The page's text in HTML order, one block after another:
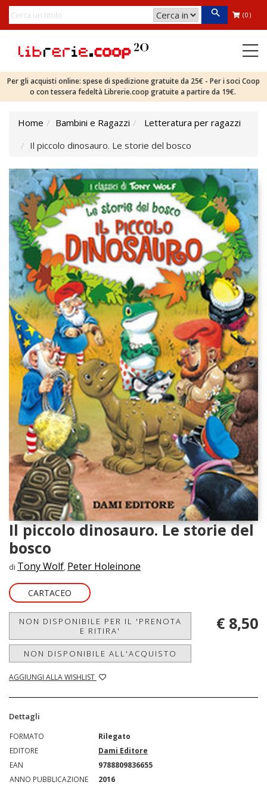
(0)
Per gli acquisti online: spese di spedizione gratuite da 25€ - Per i soci Coop
o con tessera fedeltà Librerie.coop gratuite a partire da 19€.
Home Bambini e Ragazzi
Letteratura per ragazzi
Il piccolo dinosauro. Le storie del bosco
Il piccolo dinosauro. Le storie del
bosco
di Tony Wolf, Peter Holeinone
CARTACEO
NON DISPONIBILE PER IL 'PRENOTA
E RITIRA'
NON DISPONIBILE ALL'ACQUISTO
AGGIUNGI ALLA WISHLIST
€ 8,50
Dettagli
FORMATO
Rilegato
EDITORE
Dami Editore
EAN
9788809836655
ANNO PUBBLICAZIONE
2016